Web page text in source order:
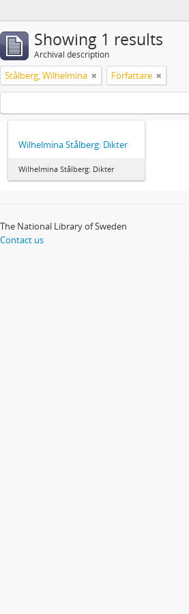
Showing 1 results
Archival description
Stålberg, Wilhelmina Författare
Wilhelmina Stålberg: Dikter
Wilhelmina Stålberg: Dikter
The National Library of Sweden
Contact us